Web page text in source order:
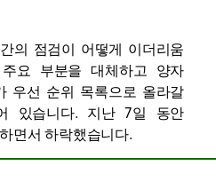
의 점검이 어떻게 이더리움
요 부분을 대체하고 양자
우선 순위 목록으로 올라갈
있습니다. 지난 7일 동안
면서 하락했습니다.